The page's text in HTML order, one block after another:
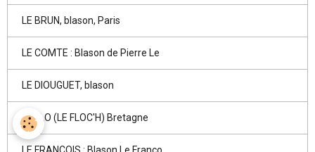
LE BRUN, blason, Paris
LE COMTE : Blason de Pierre Le
LE DIOUGUET, blason
LE FLO (LE FLOC'H) Bretagne